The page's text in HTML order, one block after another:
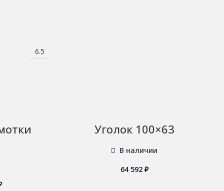
6.5
Уголок 100×63
В наличии
64 592 ₽